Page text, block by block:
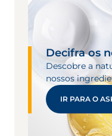
Decifra os
Descobre a
nossos
IR PARA O